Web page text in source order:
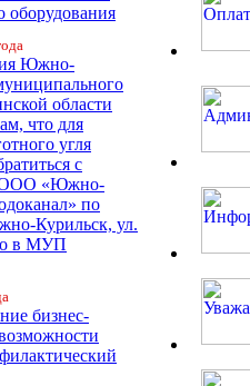
оборудования
Южно-
области
что для
угля
с
ООО «Южно-
по
Курильск, ул.
в МУП
бизнес-